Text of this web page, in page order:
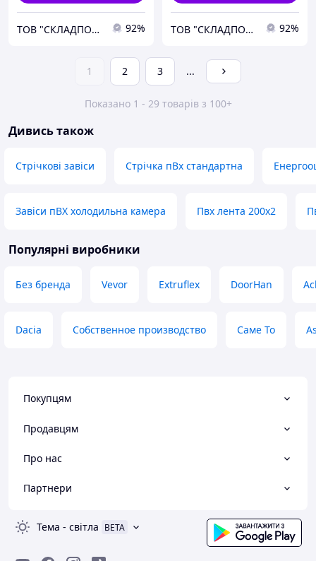
ТОВ "СКЛАДПОСТАЧСЕРВІС" 92% ТОВ "СКЛАДПОСТАЧСЕРВІС" 92%
1 2 3 ...
Показано 1 - 29 товарів з 100+
Дивись також
Стрічкові завіси Стрічка пВх стандартна
Завіси пВХ холодильна камера Пвх лента 200х2
Популярні виробники
Без бренда Vevor Extruflex DoorHan
Dacia Собственное производство Саме То
Покупцям
Продавцям
Про нас
Партнери
Тема - світла BETA